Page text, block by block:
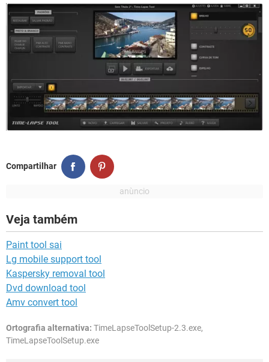
Compartilhar
Veja também
Paint tool sai
Lg mobile support tool
Kaspersky removal tool
Dvd download tool
Amv convert tool
Ortografia alternativa: TimeLapseToolSetup-2.3.exe,
TimeLapseToolSetup.exe